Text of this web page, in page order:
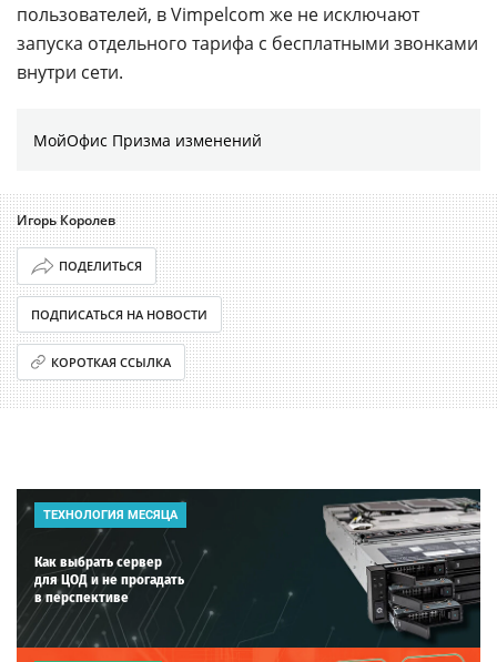
пользователей, в Vimpelcom же не исключают
запуска отдельного тарифа с бесплатными звонками
внутри сети.
МойОфис Призма изменений
Игорь Королев
ПОДЕЛИТЬСЯ
ПОДПИСАТЬСЯ НА НОВОСТИ
КОРОТКАЯ ССЫЛКА
ТЕХНОЛОГИЯ МЕСЯЦА
Как выбрать сервер
для ЦОД и не прогадать
в перспективе